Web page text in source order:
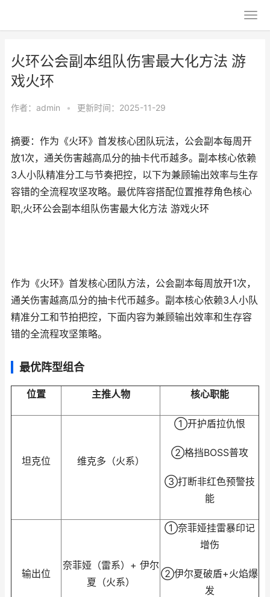
火环公会副本组队伤害最大化方法 游
戏火环
作者： admin • 更新时间：2025-11-29
摘要：作为《火环》首发核心团队玩法，公会副本每周开
放1次，通关伤害越高瓜分的抽卡代币越多。副本核心依赖
3人小队精准分工与节奏把控，以下为兼顾输出效率与生存
容错的全流程攻坚攻略。最优阵容搭配位置推荐角色核心
职,火环公会副本组队伤害最大化方法 游戏火环
作为《火环》首发核心团队方法，公会副本每周放开1次，
通关伤害越高瓜分的抽卡代币越多。副本核心依赖3人小队
精准分工和节拍把控，下面内容为兼顾输出效率和生存容
错的全流程攻坚策略。
最优阵型组合
位置 主推人物 核心职能
坦克位 维克多（火系）
①开护盾拉仇恨
②格挡BOSS普攻
③打断非红色预警技
能
输出位
奈菲娅（雷系）+ 伊尔
夏（火系）
①奈菲娅挂雷暴印记
增伤
②伊尔夏破盾+火焰爆
发